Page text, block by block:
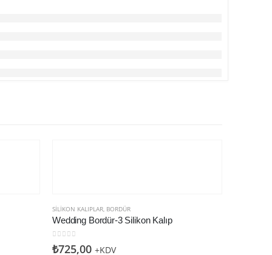
SILIKON KALIPLAR, BORDÜR
Wedding Bordür-3 Silikon Kalıp
05 üzerinden
₺725,00 +KDV